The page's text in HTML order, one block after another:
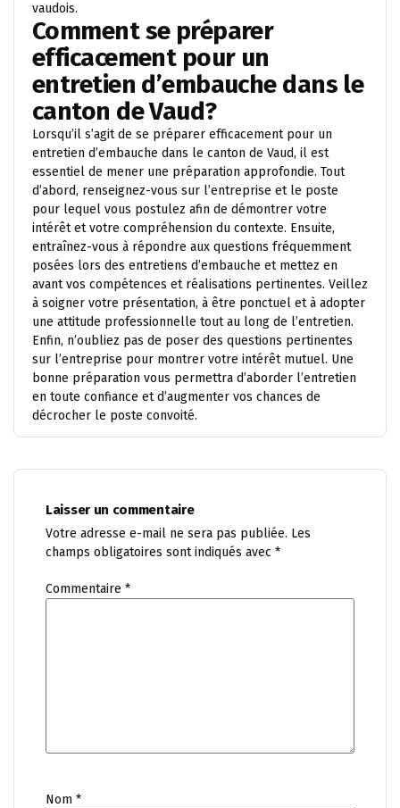
vaudois.
Comment se préparer
efficacement pour un
entretien d’embauche dans le
canton de Vaud?
Lorsqu’il s’agit de se préparer efficacement pour un
entretien d’embauche dans le canton de Vaud, il est
essentiel de mener une préparation approfondie. Tout
d’abord, renseignez-vous sur l’entreprise et le poste
pour lequel vous postulez afin de démontrer votre
intérêt et votre compréhension du contexte. Ensuite,
entraînez-vous à répondre aux questions fréquemment
posées lors des entretiens d’embauche et mettez en
avant vos compétences et réalisations pertinentes. Veillez
à soigner votre présentation, à être ponctuel et à adopter
une attitude professionnelle tout au long de l’entretien.
Enfin, n’oubliez pas de poser des questions pertinentes
sur l’entreprise pour montrer votre intérêt mutuel. Une
bonne préparation vous permettra d’aborder l’entretien
en toute confiance et d’augmenter vos chances de
décrocher le poste convoité.
Laisser un commentaire
Votre adresse e-mail ne sera pas publiée. Les
champs obligatoires sont indiqués avec *
Commentaire *
Nom *